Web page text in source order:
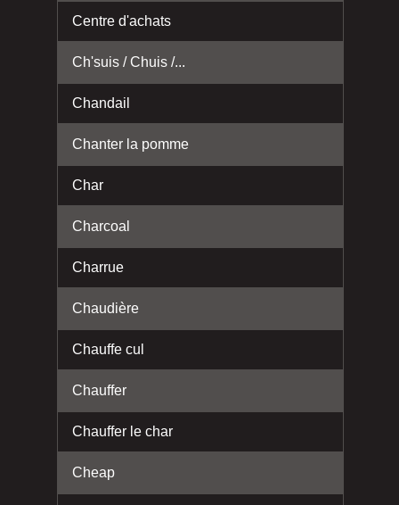
Centre d'achats
Ch'suis / Chuis /...
Chandail
Chanter la pomme
Char
Charcoal
Charrue
Chaudière
Chauffe cul
Chauffer
Chauffer le char
Cheap